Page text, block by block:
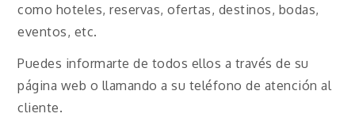
como hoteles, reservas, ofertas, destinos, bodas,
eventos, etc.
Puedes informarte de todos ellos a través de su
página web o llamando a su teléfono de atención al
cliente.